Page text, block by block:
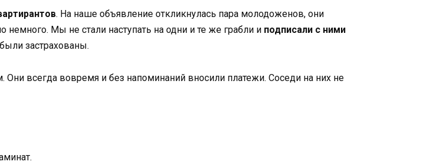
. На наше объявление откликнулась пара молодоженов, они
немного. Мы не стали наступать на одни и те же грабли и подписали с ними
застрахованы.
всегда вовремя и без напоминаний вносили платежи. Соседи на них не